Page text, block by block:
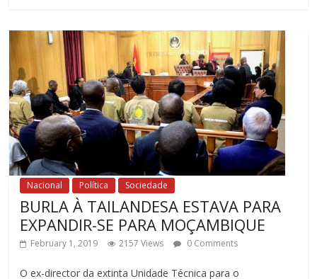
Nacional Política Sociedade
BURLA À TAILANDESA ESTAVA PARA
EXPANDIR-SE PARA MOÇAMBIQUE
February 1, 2019 2157 Views 0 Comments
O ex-director da extinta Unidade Técnica para o